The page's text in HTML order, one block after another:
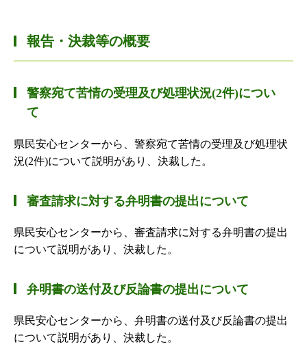
報告・決裁等の概要
警察宛て苦情の受理及び処理状況(2件)につい
て
県民安心センターから、警察宛て苦情の受理及び処理状
況(2件)について説明があり、決裁した。
審査請求に対する弁明書の提出について
県民安心センターから、審査請求に対する弁明書の提出
について説明があり、決裁した。
弁明書の送付及び反論書の提出について
県民安心センターから、弁明書の送付及び反論書の提出
について説明があり、決裁した。